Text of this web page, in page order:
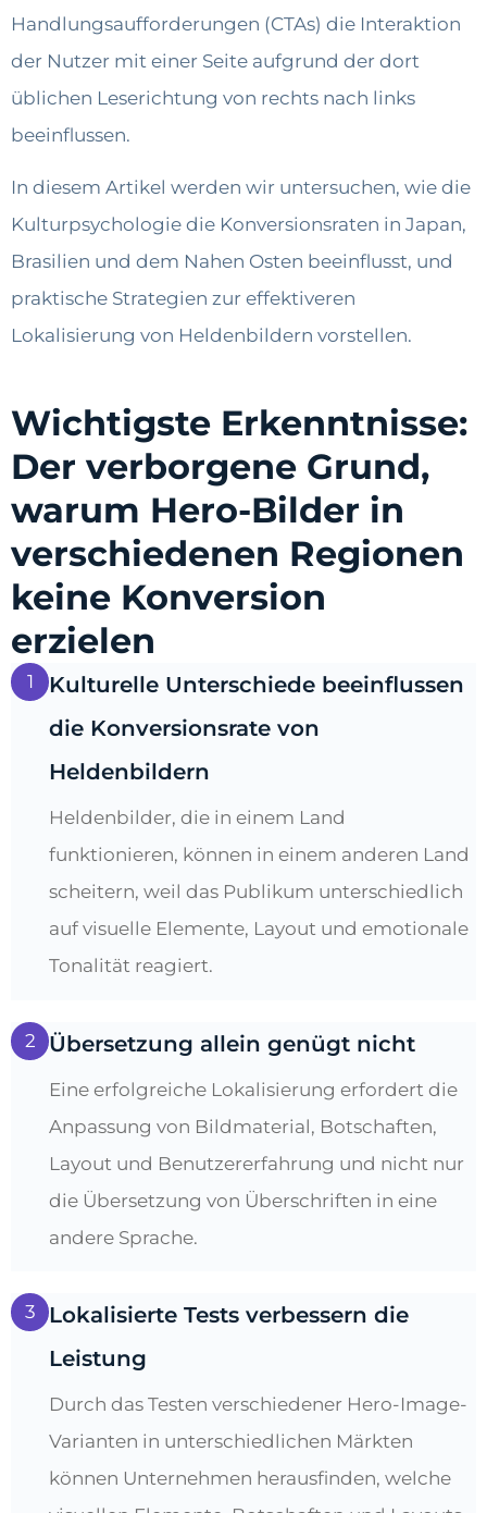
Handlungsaufforderungen (CTAs) die Interaktion
der Nutzer mit einer Seite aufgrund der dort
üblichen Leserichtung von rechts nach links
beeinflussen.
In diesem Artikel werden wir untersuchen, wie die
Kulturpsychologie die Konversionsraten in Japan,
Brasilien und dem Nahen Osten beeinflusst, und
praktische Strategien zur effektiveren
Lokalisierung von Heldenbildern vorstellen.
Wichtigste Erkenntnisse:
Der verborgene Grund,
warum Hero-Bilder in
verschiedenen Regionen
keine Konversion
erzielen
1
Kulturelle Unterschiede beeinflussen
die Konversionsrate von
Heldenbildern
Heldenbilder, die in einem Land
funktionieren, können in einem anderen Land
scheitern, weil das Publikum unterschiedlich
auf visuelle Elemente, Layout und emotionale
Tonalität reagiert.
2 Übersetzung allein genügt nicht
Eine erfolgreiche Lokalisierung erfordert die
Anpassung von Bildmaterial, Botschaften,
Layout und Benutzererfahrung und nicht nur
die Übersetzung von Überschriften in eine
andere Sprache.
3
Lokalisierte Tests verbessern die
Leistung
Durch das Testen verschiedener Hero-Image-
Varianten in unterschiedlichen Märkten
können Unternehmen herausfinden, welche